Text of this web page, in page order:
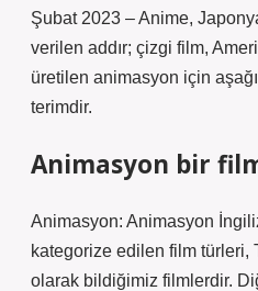
Şubat 2023 – Anime,
verilen addır; çizgi film,
üretilen animasyon için
terimdir.
Animasyon bir
Animasyon: Animasyon
kategorize edilen film türleri,
olarak bildiğimiz filmlerdir.